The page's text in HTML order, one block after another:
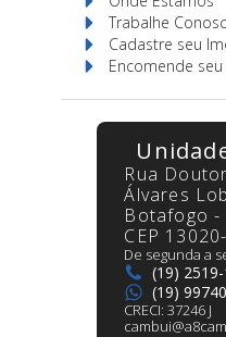
Trabalhe
Cadastre seu
Encomende seu
Rua
Álvares
Botafogo -
CEP
De segunda a
(19)
(19)
CRECI:37246 J